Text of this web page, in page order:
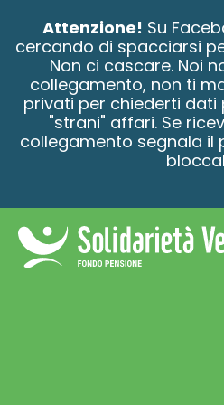
Attenzione! Su
cercando di spacciarsi
Non ci cascare. Noi
collegamento, non ti
privati per chiederti
"strani" affari. Se
collegamento segnala il